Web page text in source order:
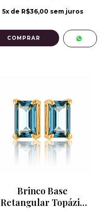
5x de R$36,00 sem juros
Brinco Base
Retangular Topázio